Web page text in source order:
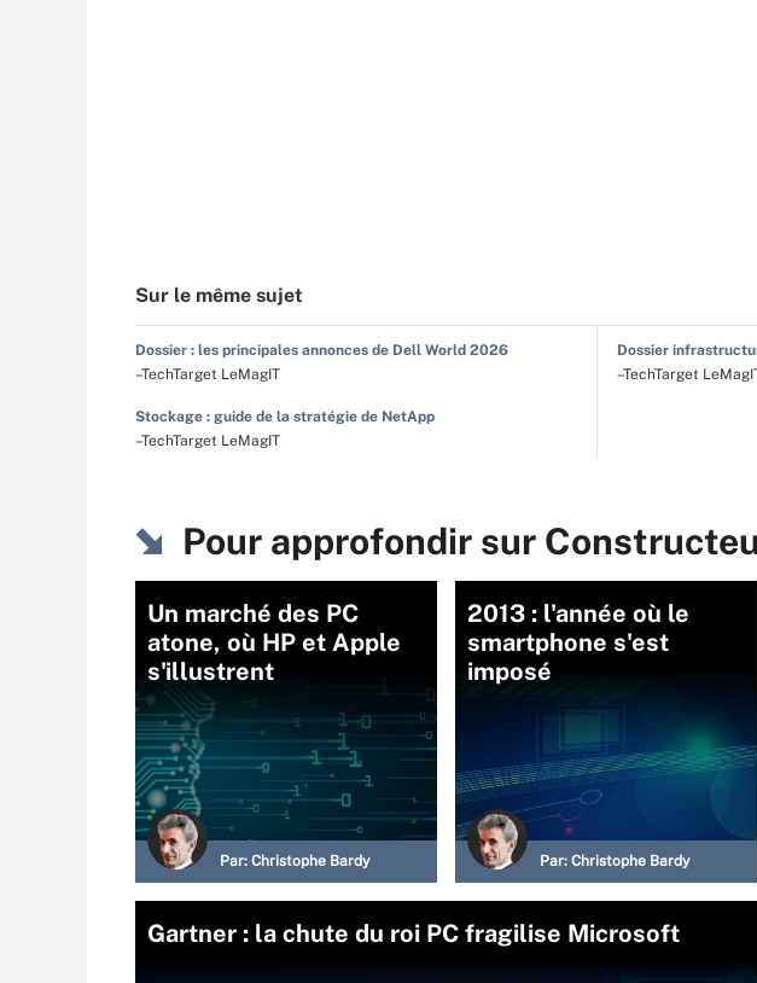
Sur le même sujet
Dossier : les principales annonces de Dell World 2026
–TechTarget LeMagIT
Dossier
–TechTarget
Stockage : guide de la stratégie de NetApp
–TechTarget LeMagIT
Pour approfondir sur
Un marché des PC
atone, où HP et Apple
s'illustrent
Par: Christophe Bardy
2013 : l'année où le
smartphone s'est
imposé
Par: Christophe Bardy
Gartner : la chute du roi PC fragilise Microsoft